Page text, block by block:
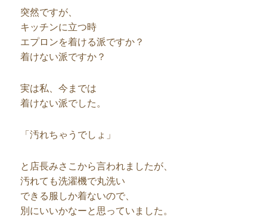
突然ですが、
キッチンに立つ時
エプロンを着ける派ですか？
着けない派ですか？
実は私、今までは
着けない派でした。
「汚れちゃうでしょ」
と店長みさこから言われましたが、
汚れても洗濯機で丸洗い
できる服しか着ないので、
別にいいかなーと思っていました。